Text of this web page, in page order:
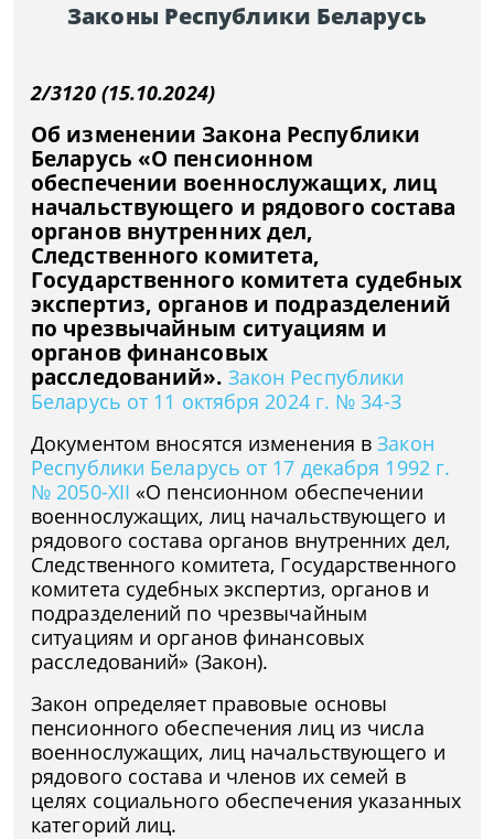
Законы Республики Беларусь
2/3120 (15.10.2024)
Об изменении Закона Республики
Беларусь «О пенсионном
обеспечении военнослужащих, лиц
начальствующего и рядового состава
органов внутренних дел,
Следственного комитета,
Государственного комитета судебных
экспертиз, органов и подразделений
по чрезвычайным ситуациям и
органов финансовых
расследований». Закон Республики
Беларусь от 11 октября 2024 г. № 34-З
Документом вносятся изменения вЗакон
Республики Беларусь от 17 декабря 1992 г.
№ 2050-XII «О пенсионном обеспечении
военнослужащих, лиц начальствующего и
рядового состава органов внутренних дел,
Следственного комитета, Государственного
комитета судебных экспертиз, органов и
подразделений по чрезвычайным
ситуациям и органов финансовых
расследований» (Закон).
Закон определяет правовые основы
пенсионного обеспечения лиц из числа
военнослужащих, лиц начальствующего и
рядового состава и членов их семей в
целях социального обеспечения указанных
категорий лиц.